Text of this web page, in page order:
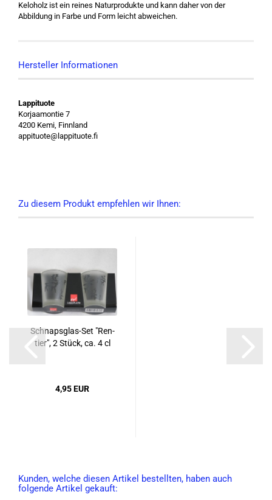
Keloholz ist ein reines Naturprodukte und kann daher von der
Abbildung in Farbe und Form leicht abweichen.
Hersteller Informationen
Lappituote
Korjaamontie 7
4200 Kemi, Finnland
appituote@lappituote.fi
Zu diesem Produkt empfehlen wir Ihnen:
Schnapsglas-​​Set "Ren­
tier", 2 Stück, ca. 4 cl
4,95 EUR
Kunden, welche diesen Artikel bestellten, haben auch
folgende Artikel gekauft: